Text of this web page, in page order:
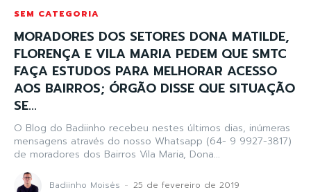
SEM CATEGORIA
MORADORES DOS SETORES DONA MATILDE,
FLORENÇA E VILA MARIA PEDEM QUE SMTC
FAÇA ESTUDOS PARA MELHORAR ACESSO
AOS BAIRROS; ÓRGÃO DISSE QUE SITUAÇÃO
SE...
O Blog do Badiinho recebeu nestes últimos dias, inúmeras
mensagens através do nosso Whatsapp (64- 9 9927-3817)
de moradores dos Bairros Vila Maria, Dona...
Badiinho Moisés - 25 de fevereiro de 2019